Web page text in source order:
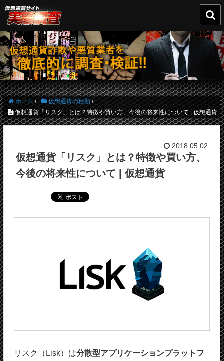

ホーム/ 仮想通貨の種類/
仮想通貨「リスク」とは？特徴や買い方、今後の将来性について | 仮想通貨
2018.05.02
仮想通貨「リスク」とは？特徴や買い方、
今後の将来性について | 仮想通貨
リスク（Lisk）は分散型アプリケーションプラットフ